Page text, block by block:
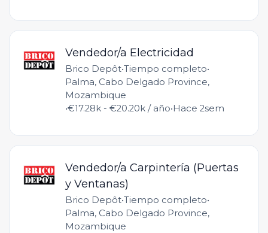
Vendedor/a Electricidad
Brico Depôt•Tiempo completo•
Palma, Cabo Delgado Province,
Mozambique
•€17.28k - €20.20k / año• Hace 2sem
Vendedor/a Carpintería (Puertas
y Ventanas)
Brico Depôt•Tiempo completo•
Palma, Cabo Delgado Province,
Mozambique